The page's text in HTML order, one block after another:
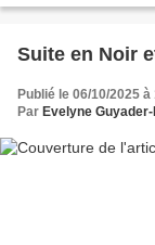
Suite en Noir
Publié le 06/10/2025 à
Par Evelyne